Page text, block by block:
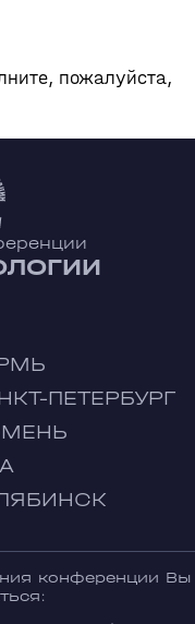
пожалуйста,
ПЕТЕРБУРГ
конференции Вы